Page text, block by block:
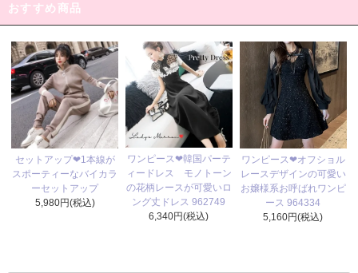
おすすめ商品
セットアップ❤1本線が
スポーティーなバイカラ
ーセットアップ
5,980円(税込)
ワンピース❤韓国パーテ
ィードレス モノトーン
の花柄レースが可愛いロ
ング丈ドレス 962749
6,340円(税込)
ワンピース❤オフショル
レースデザインの可愛い
お嬢様系お呼ばれワンピ
ース 964334
5,160円(税込)